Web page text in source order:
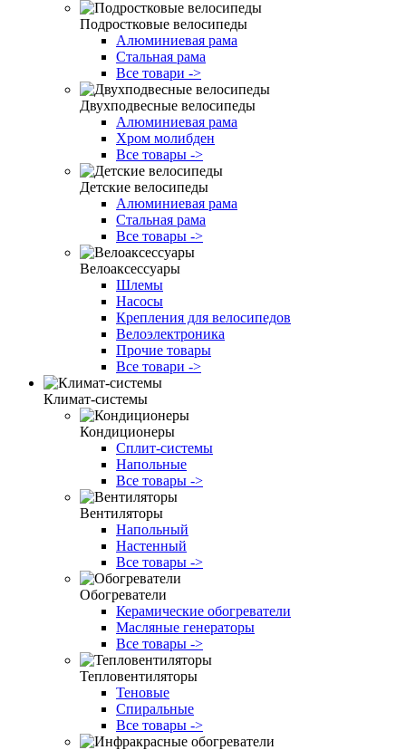
Подростковые велосипеды
Алюминиевая рама
Стальная рама
Все товари ->
Двухподвесные велосипеды
Алюминиевая рама
Хром молибден
Все товары ->
Детские велосипеды
Алюминиевая рама
Стальная рама
Все товары ->
Велоаксессуары
Шлемы
Насосы
Крепления для велосипедов
Велоэлектроника
Прочие товары
Все товари ->
Климат-системы
Кондиционеры
Сплит-системы
Напольные
Все товары ->
Вентиляторы
Напольный
Настенный
Все товары ->
Обогреватели
Керамические обогреватели
Масляные генераторы
Все товары ->
Тепловентиляторы
Теновые
Спиральные
Все товары ->